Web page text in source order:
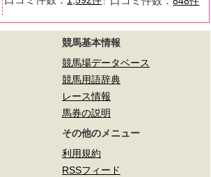
競馬基本情報
競馬場データベース
競馬用語辞典
レース情報
馬券の説明
その他のメニュー
利用規約
RSSフィード